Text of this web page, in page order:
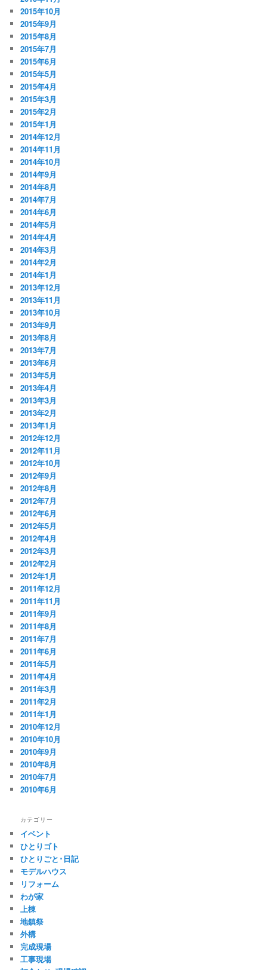
2015年10月
2015年9月
2015年8月
2015年7月
2015年6月
2015年5月
2015年4月
2015年3月
2015年2月
2015年1月
2014年12月
2014年11月
2014年10月
2014年9月
2014年8月
2014年7月
2014年6月
2014年5月
2014年4月
2014年3月
2014年2月
2014年1月
2013年12月
2013年11月
2013年10月
2013年9月
2013年8月
2013年7月
2013年6月
2013年5月
2013年4月
2013年3月
2013年2月
2013年1月
2012年12月
2012年11月
2012年10月
2012年9月
2012年8月
2012年7月
2012年6月
2012年5月
2012年4月
2012年3月
2012年2月
2012年1月
2011年12月
2011年11月
2011年9月
2011年8月
2011年7月
2011年6月
2011年5月
2011年4月
2011年3月
2011年2月
2011年1月
2010年12月
2010年10月
2010年9月
2010年8月
2010年7月
2010年6月
カテゴリー
イベント
ひとりゴト
ひとりごと･日記
モデルハウス
リフォーム
わが家
上棟
地鎮祭
外構
完成現場
工事現場